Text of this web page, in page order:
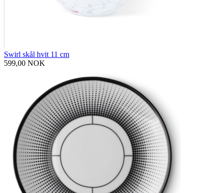
Swirl skål hvit 11 cm
599,00 NOK